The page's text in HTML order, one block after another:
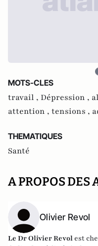
MOTS-CLES
travail , Dépression ,
attention , tensions ,
THEMATIQUES
Santé
A PROPOS DES
Olivier Revol
Le Dr Olivier Revol est